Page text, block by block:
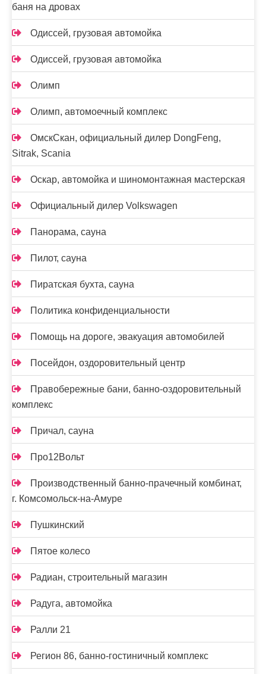
баня на дровах
Одиссей, грузовая автомойка
Одиссей, грузовая автомойка
Олимп
Олимп, автомоечный комплекс
ОмскСкан, официальный дилер DongFeng,
Sitrak, Scania
Оскар, автомойка и шиномонтажная мастерская
Официальный дилер Volkswagen
Панорама, сауна
Пилот, сауна
Пиратская бухта, сауна
Политика конфиденциальности
Помощь на дороге, эвакуация автомобилей
Посейдон, оздоровительный центр
Правобережные бани, банно-оздоровительный
комплекс
Причал, сауна
Про12Вольт
Производственный банно-прачечный комбинат,
г. Комсомольск-на-Амуре
Пушкинский
Пятое колесо
Радиан, строительный магазин
Радуга, автомойка
Ралли 21
Регион 86, банно-гостиничный комплекс